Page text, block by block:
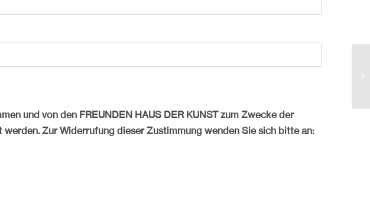
und von den FREUNDEN HAUS DER KUNST zum Zwecke der
Zur Widerrufung dieser Zustimmung wenden Sie sich bitte an: